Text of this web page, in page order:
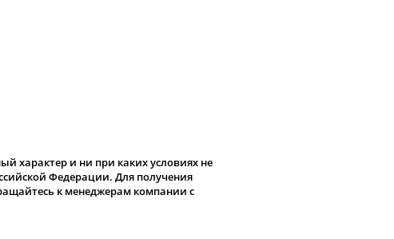
характер и ни при каких условиях не
Федерации. Для получения
к менеджерам компании с